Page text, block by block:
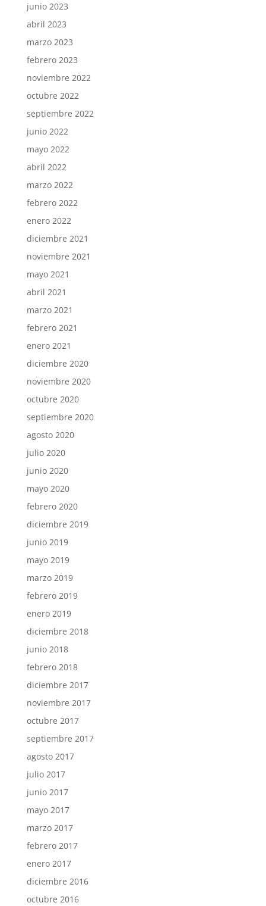
junio 2023
abril 2023
marzo 2023
febrero 2023
noviembre 2022
octubre 2022
septiembre 2022
junio 2022
mayo 2022
abril 2022
marzo 2022
febrero 2022
enero 2022
diciembre 2021
noviembre 2021
mayo 2021
abril 2021
marzo 2021
febrero 2021
enero 2021
diciembre 2020
noviembre 2020
octubre 2020
septiembre 2020
agosto 2020
julio 2020
junio 2020
mayo 2020
febrero 2020
diciembre 2019
junio 2019
mayo 2019
marzo 2019
febrero 2019
enero 2019
diciembre 2018
junio 2018
febrero 2018
diciembre 2017
noviembre 2017
octubre 2017
septiembre 2017
agosto 2017
julio 2017
junio 2017
mayo 2017
marzo 2017
febrero 2017
enero 2017
diciembre 2016
octubre 2016